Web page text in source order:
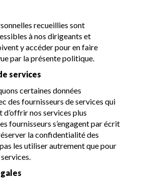
recueillies sont
à nos dirigeants et
y accéder pour en faire
par la présente politique.
services
certaines données
des fournisseurs de services qui
nos services plus
fournisseurs s’engagent par écrit
la confidentialité des
les utiliser autrement que pour